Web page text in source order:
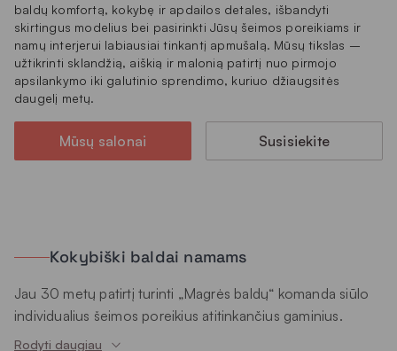
baldų komfortą, kokybę ir apdailos detales, išbandyti
skirtingus modelius bei pasirinkti Jūsų šeimos poreikiams ir
namų interjerui labiausiai tinkantį apmušalą. Mūsų tikslas –
užtikrinti sklandžią, aiškią ir malonią patirtį nuo pirmojo
apsilankymo iki galutinio sprendimo, kuriuo džiaugsitės
daugelį metų.
Mūsų salonai Susisiekite
Kokybiški baldai namams
Jau 30 metų patirtį turinti „Magrės baldų“ komanda siūlo
individualius šeimos poreikius atitinkančius gaminius.
Nuolat papildomame asortimente ne tik minkšti svetainės
Rodyti daugiau